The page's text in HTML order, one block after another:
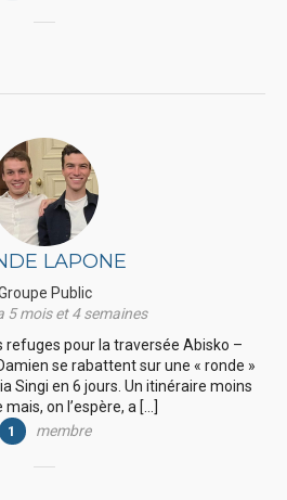
LAPONE
Public
5 mois et 4 semaines
refuges pour la traversée Abisko –
se rabattent sur une « ronde »
Singi en 6 jours. Un itinéraire moins
on l’espère, a […]
1 membre